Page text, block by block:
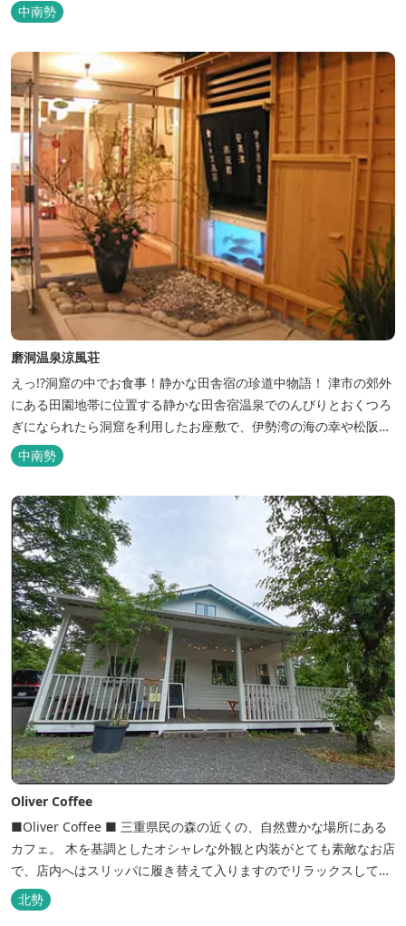
中南勢
磨洞温泉涼風荘
えっ!?洞窟の中でお食事！静かな田舎宿の珍道中物語！ 津市の郊外
にある田園地帯に位置する静かな田舎宿温泉でのんびりとおくつろ
ぎになられたら洞窟を利用したお座敷で、伊勢湾の海の幸や松阪肉
を山海賊焼きをお召し上がりいただけます。年中20度前後の天然空
調、お客様を不思議な空間にご案内！ ご宴会には、大広間で和食会
席、日帰り入浴＆お食事ＯＫ。 温泉は、津に来て津の湯をお楽しみ
いただけます。「白...
中南勢
Oliver Coffee
■Oliver Coffee ■ 三重県民の森の近くの、自然豊かな場所にある
カフェ。 木を基調としたオシャレな外観と内装がとても素敵なお店
で、店内へはスリッパに履き替えて入りますのでリラックスして食
事を楽しめます。 席は店内にテーブル席や円卓、外のテラス席など
があり、お子様連れでも入りやすく居心地がいいカフェです。 森の
北勢